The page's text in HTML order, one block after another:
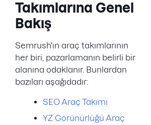
Takımlarına Genel
Bakış
Semrush'ın araç takımlarının
her biri, pazarlamanın belirli bir
alanına odaklanır. Bunlardan
bazıları aşağıdadır:
SEO Araç Takımı
YZ Görünürlüğü Araç